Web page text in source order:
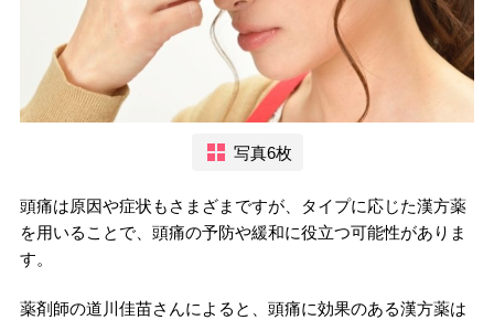
写真6枚
頭痛は原因や症状もさまざまですが、タイプに応じた漢方薬
を用いることで、頭痛の予防や緩和に役立つ可能性がありま
す。
薬剤師の道川佳苗さんによると、頭痛に効果のある漢方薬は